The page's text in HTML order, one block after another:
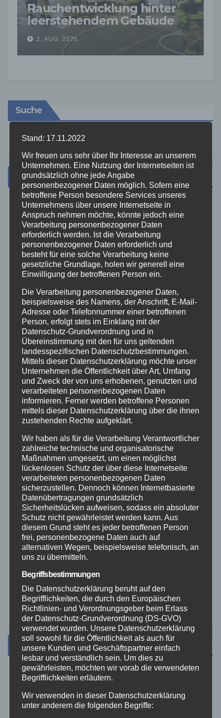
Rauchentwicklung hinter
leerstehendem Gebäude
sorgt für Feuerwehreinsatz
2. AUG. 2026
Suche
Kategorien
Aktuelles
Allgemein
Altenkirchen
Feuerwehr
Hilfsorganisationen
Mayen-Koblenz
Neuwied
Polizei
Rettungsdienst
Rhein-Lahn
THW
Veranstaltungen
Video
Westerwald
Zoll
Archiv
August 2026
Juli 2026
Stand: 17.11.2022
Wir freuen uns sehr über Ihr Interesse an unserem
Unternehmen. Eine Nutzung der Internetseiten ist
grundsätzlich ohne jede Angabe
personenbezogener Daten möglich. Sofern eine
betroffene Person besondere Services unseres
Unternehmens über unsere Internetseite in
Anspruch nehmen möchte, könnte jedoch eine
Verarbeitung personenbezogener Daten
erforderlich werden. Ist die Verarbeitung
personenbezogener Daten erforderlich und
besteht für eine solche Verarbeitung keine
gesetzliche Grundlage, holen wir generell eine
Einwilligung der betroffenen Person ein.
Die Verarbeitung personenbezogener Daten,
beispielsweise des Namens, der Anschrift, E-Mail-
Adresse oder Telefonnummer einer betroffenen
Person, erfolgt stets im Einklang mit der
Datenschutz-Grundverordnung und in
Übereinstimmung mit den für uns geltenden
landesspezifischen Datenschutzbestimmungen.
Mittels dieser Datenschutzerklärung möchte unser
Unternehmen die Öffentlichkeit über Art, Umfang
und Zweck der von uns erhobenen, genutzten und
verarbeiteten personenbezogenen Daten
informieren. Ferner werden betroffene Personen
mittels dieser Datenschutzerklärung über die ihnen
zustehenden Rechte aufgeklärt.
Wir haben als für die Verarbeitung Verantwortlicher
zahlreiche technische und organisatorische
Maßnahmen umgesetzt, um einen möglichst
lückenlosen Schutz der über diese Internetseite
verarbeiteten personenbezogenen Daten
sicherzustellen. Dennoch können Internetbasierte
Datenübertragungen grundsätzlich
Sicherheitslücken aufweisen, sodass ein absoluter
Schutz nicht gewährleistet werden kann. Aus
diesem Grund steht es jeder betroffenen Person
frei, personenbezogene Daten auch auf
alternativen Wegen, beispielsweise telefonisch, an
uns zu übermitteln.
Begriffsbestimmungen
Die Datenschutzerklärung beruht auf den
Begrifflichkeiten, die durch den Europäischen
Richtlinien- und Verordnungsgeber beim Erlass
der Datenschutz-Grundverordnung (DS-GVO)
verwendet wurden. Unsere Datenschutzerklärung
soll sowohl für die Öffentlichkeit als auch für
unsere Kunden und Geschäftspartner einfach
lesbar und verständlich sein. Um dies zu
gewährleisten, möchten wir vorab die verwendeten
Begrifflichkeiten erläutern.
Wir verwenden in dieser Datenschutzerklärung
unter anderem die folgenden Begriffe: